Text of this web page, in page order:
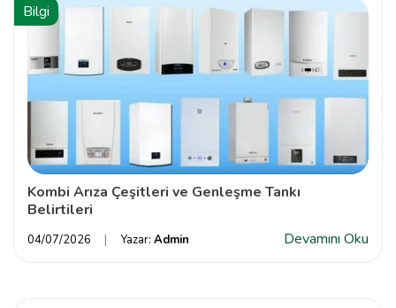
Bilgi
Kombi Arıza Çeşitleri ve Genleşme Tankı
Belirtileri
04/07/2026 Yazar: Admin Devamını Oku